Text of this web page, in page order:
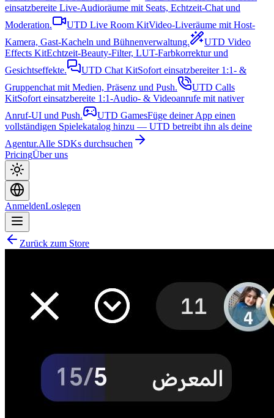
einsatzbereite Live-Audioräume mit Seats, Echtzeit-Chat und
Moderation.
UTD Live Room KitVideo-Liveräume mit Host-
Kamera, Gast-Kacheln und Bühnenverwaltung.
UTD Video
Effects KitEchtzeit-Beauty-Filter, LUT-Farbkorrektur und
Gesichtseffekte.
UTD Chat KitSofort einsatzbereiter 1:1- &
Gruppenchat mit Medien, Präsenz und Push.
UTD Calls
KitSofort einsatzbereite 1:1-Audio- & Videoanrufe mit nativer
Anruf-UI und Push.
UTD GamesFüge deiner App einen
vollständigen Spielekatalog hinzu — UTD betreibt ihn als deine
Agentur.Alle SDKs durchsuchen
PricingÜber uns
AnmeldenLoslegen
Zurück zum Store